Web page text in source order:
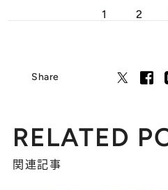
1 2
Share
RELATED
関連記事